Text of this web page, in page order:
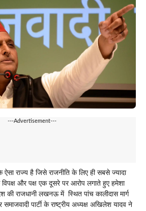
---Advertisement---
ऐसा राज्य है जिसे राजनीति के लिए ही सबसे ज्यादा
विपक्ष और पक्ष एक दूसरे पर आरोप लगाते हुए हमेशा
राजधानी लखनऊ में स्थित पांच कालीदास मार्ग
पार्टी के राष्ट्रीय अध्यक्ष अखिलेश यादव ने